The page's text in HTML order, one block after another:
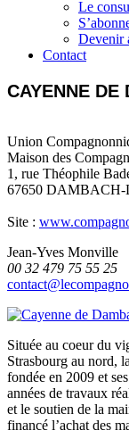
Le
Devenir
Contact
CAYENNE
Union
Maison des
1, rue Théophile
67650
Site :
Jean-Yves Monville
00 32 479 75 55 25
Située au coeur du
Strasbourg au nord,
fondée en 2009 et
années de travaux
et le soutien de la
financé l’achat des